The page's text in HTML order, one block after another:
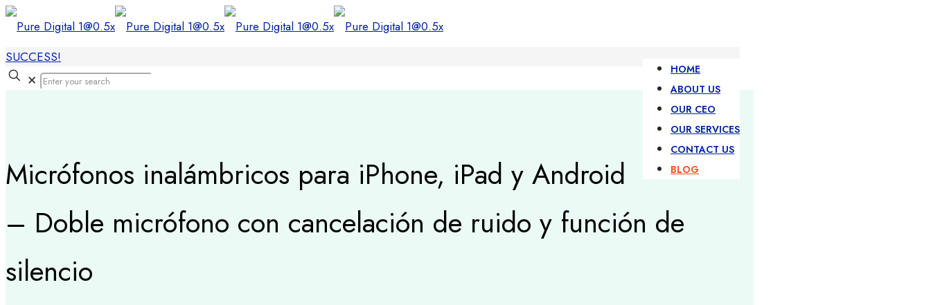
HOME
ABOUT US
OUR CEO
OUR SERVICES
CONTACT US
BLOG
SUCCESS!
✕
Micrófonos inalámbricos para iPhone, iPad y Android
– Doble micrófono con cancelación de ruido y función de
silencio